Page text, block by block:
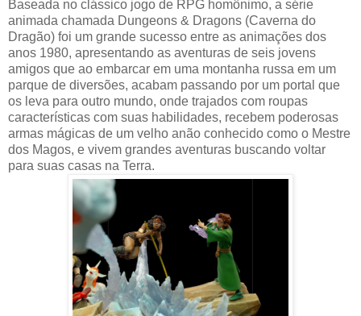
Baseada no clássico jogo de RPG homônimo, a série
animada chamada Dungeons & Dragons (Caverna do
Dragão) foi um grande sucesso entre as animações dos
anos 1980, apresentando as aventuras de seis jovens
amigos que ao embarcar em uma montanha russa em um
parque de diversões, acabam passando por um portal que
os leva para outro mundo, onde trajados com roupas
características com suas habilidades, recebem poderosas
armas mágicas de um velho anão conhecido como o Mestre
dos Magos, e vivem grandes aventuras buscando voltar
para suas casas na Terra.